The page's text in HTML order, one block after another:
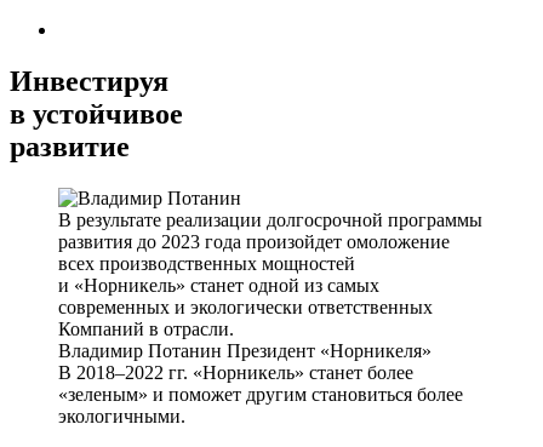
Инвестируя
в устойчивое
развитие
В результате реализации долгосрочной программы
развития до 2023 года произойдет омоложение
всех производственных мощностей
и «Норникель» станет одной из самых
современных и экологически ответственных
Компаний в отрасли.
Владимир Потанин Президент «Норникеля»
В 2018–2022 гг. «Норникель» станет более
«зеленым» и поможет другим становиться более
экологичными.